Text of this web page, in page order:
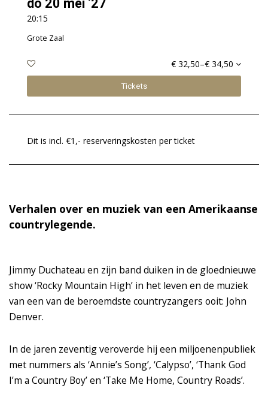
do 20 mei ’27
20:15
Grote Zaal
€ 32,50–€ 34,50
Tickets
Dit is incl. €1,- reserveringskosten per ticket
Verhalen over en muziek van een Amerikaanse
countrylegende.
Jimmy Duchateau en zijn band duiken in de gloednieuwe
show ‘Rocky Mountain High’ in het leven en de muziek
van een van de beroemdste countryzangers ooit: John
Denver.
In de jaren zeventig veroverde hij een miljoenenpubliek
met nummers als ‘Annie’s Song’, ‘Calypso’, ‘Thank God
I’m a Country Boy’ en ‘Take Me Home, Country Roads’.